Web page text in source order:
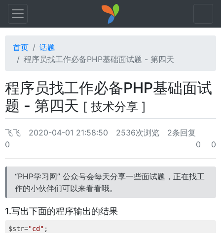
首页
话题
程序员找工作必备PHP基础面试题 - 第四天
程序员找工作必备PHP基础面试
题 - 第四天 [ 技术分享 ]
飞飞 2020-04-01 21:58:50 2536次浏览
2条回复
0
0 0
“PHP学习网” 公众号会每天分享一些面试题，正在找工
作的小伙伴们可以来看看哦。
1.写出下面的程序输出的结果
$str="cd" ;